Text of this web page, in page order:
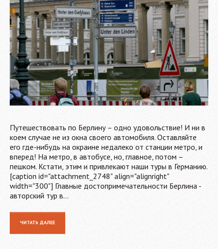
Путешествовать по Берлину – одно удовольствие! И ни в
коем случае не из окна своего автомобиля. Оставляйте
его где-нибудь на окраине недалеко от станции метро, и
вперед! На метро, в автобусе, но, главное, потом –
пешком. Кстати, этим и привлекают наши туры в Германию.
[caption id="attachment_2748" align="alignright"
width="300"] Главные достопримечательности Берлина -
авторский тур в…
ЧИТАТЬ ДАЛЕЕ